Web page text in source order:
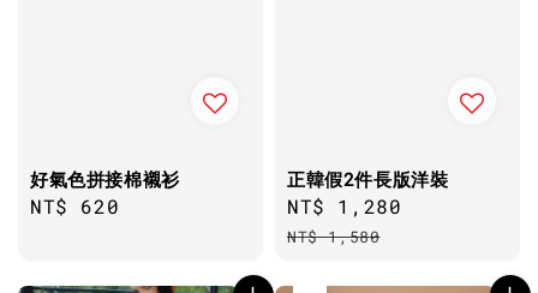
好氣色拼接棉襯衫
Regular
NT$ 620
正韓假2件長版洋裝
Sale
price
NT$ 1,280
NT$ 1,580